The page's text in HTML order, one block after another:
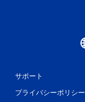
サポート
プライバシーポリシー